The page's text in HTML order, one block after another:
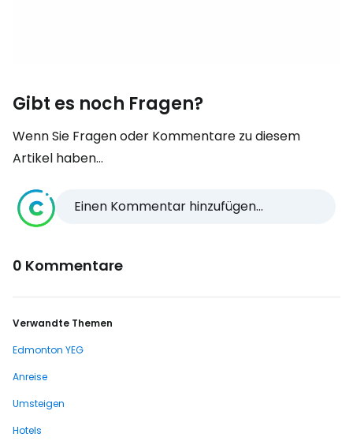
Gibt es noch Fragen?
Wenn Sie Fragen oder Kommentare zu diesem
Artikel haben...
Einen Kommentar hinzufügen...
0 Kommentare
Verwandte Themen
Edmonton YEG
Anreise
Umsteigen
Hotels